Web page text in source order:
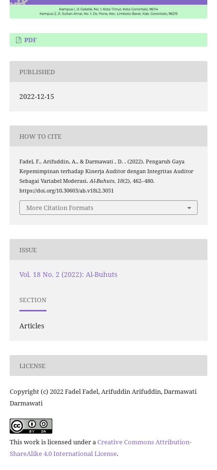
PDF
PUBLISHED
2022-12-15
HOW TO CITE
Fadel, F., Arifuddin, A., & Darmawati , D. . (2022). Pengaruh Gaya
Kepemimpinan terhadap Kinerja Auditor dengan Integritas Auditor
Sebagai Variabel Moderasi. Al-Buhuts, 18(2), 462–480.
https://doi.org/10.30603/ab.v18i2.3051
More Citation Formats
ISSUE
Vol. 18 No. 2 (2022): Al-Buhuts
SECTION
Articles
LICENSE
Copyright (c) 2022 Fadel Fadel, Arifuddin Arifuddin, Darmawati
Darmawati
This work is licensed under aCreative Commons Attribution-
ShareAlike 4.0 International License.